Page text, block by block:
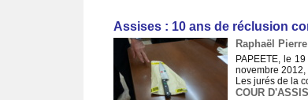
Assises : 10 ans de réclusion
Raphaël
PAPEETE, le
novembre
Les jurés de la
COUR